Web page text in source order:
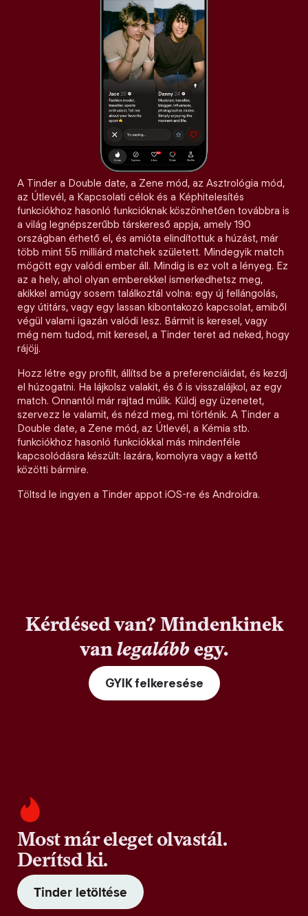
A Tinder a Double date, a Zene mód, az Asztrológia mód,
az Útlevél, a Kapcsolati célok és a Képhitelesítés
funkciókhoz hasonló funkcióknak köszönhetően továbbra is
a világ legnépszerűbb társkereső appja, amely 190
országban érhető el, és amióta elindítottuk a húzást, már
több mint 55 milliárd matchek született. Mindegyik match
mögött egy valódi ember áll. Mindig is ez volt a lényeg. Ez
az a hely, ahol olyan emberekkel ismerkedhetsz meg,
akikkel amúgy sosem találkoztál volna: egy új fellángolás,
egy útitárs, vagy egy lassan kibontakozó kapcsolat, amiből
végül valami igazán valódi lesz. Bármit is keresel, vagy
még nem tudod, mit keresel, a Tinder teret ad neked, hogy
rájöjj.
Hozz létre egy profilt, állítsd be a preferenciáidat, és kezdj
el húzogatni. Ha lájkolsz valakit, és ő is visszalájkol, az egy
match. Onnantól már rajtad múlik. Küldj egy üzenetet,
szervezz le valamit, és nézd meg, mi történik. A Tinder a
Double date, a Zene mód, az Útlevél, a Kémia stb.
funkciókhoz hasonló funkciókkal más mindenféle
kapcsolódásra készült: lazára, komolyra vagy a kettő
közötti bármire.
Töltsd le ingyen a Tinder appot iOS-re és Androidra.
Kérdésed van? Mindenkinek
vanlegalábbegy.
GYIK felkeresése
Most már eleget olvastál.
Derítsd ki.
Tinder letöltése